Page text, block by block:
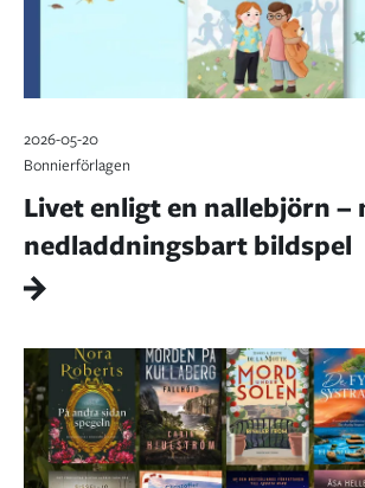
2026-05-20
Bonnierförlagen
Livet enligt en nallebjörn –
nedladdningsbart bildspel